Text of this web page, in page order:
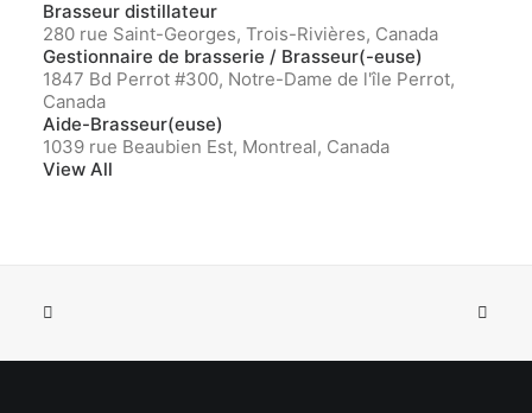
Brasseur distillateur
280 rue Saint-Georges, Trois-Rivières, Canada
Gestionnaire de brasserie / Brasseur(-euse)
1847 Bd Perrot #300, Notre-Dame de l'île Perrot,
Canada
Aide-Brasseur(euse)
1039 rue Beaubien Est, Montreal, Canada
View All